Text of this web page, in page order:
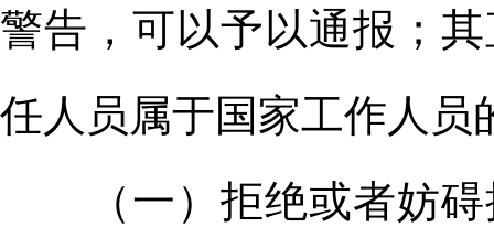
警告，可以予以通报；
任人员属于国家工作人员
（一）拒绝或者妨碍